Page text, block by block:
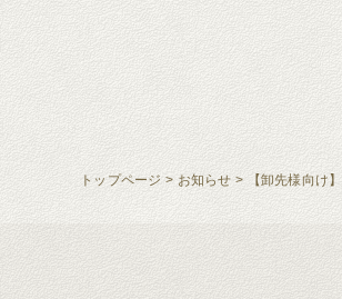
トップページ > お知らせ > 【卸先様向け